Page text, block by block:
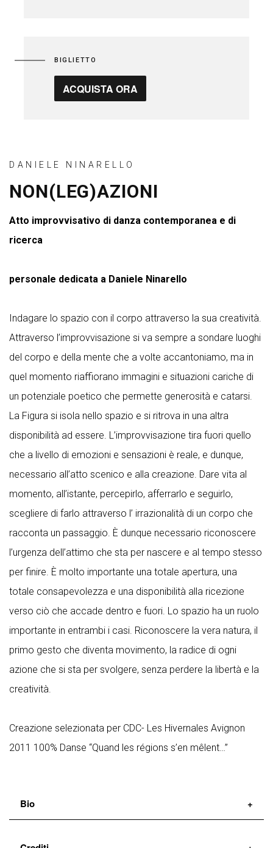
BIGLIETTO
ACQUISTA ORA
DANIELE NINARELLO
NON(LEG)AZIONI
Atto improvvisativo di danza contemporanea e di
ricerca
personale dedicata a Daniele Ninarello
Indagare lo spazio con il corpo attraverso la sua creatività.
Attraverso l’improvvisazione si va sempre a sondare luoghi
del corpo e della mente che a volte accantoniamo, ma in
quel momento riaffiorano immagini e situazioni cariche di
un potenziale poetico che permette generosità e catarsi.
La Figura si isola nello spazio e si ritrova in una altra
disponibilità ad essere. L’improvvisazione tira fuori quello
che a livello di emozioni e sensazioni è reale, e dunque,
necessario all’atto scenico e alla creazione. Dare vita al
momento, all’istante, percepirlo, afferrarlo e seguirlo,
scegliere di farlo attraverso l’ irrazionalità di un corpo che
racconta un passaggio. È dunque necessario riconoscere
l’urgenza dell’attimo che sta per nascere e al tempo stesso
per finire. È molto importante una totale apertura, una
totale consapevolezza e una disponibilità alla ricezione
verso ciò che accade dentro e fuori. Lo spazio ha un ruolo
importante in entrambi i casi. Riconoscere la vera natura, il
primo gesto che diventa movimento, la radice di ogni
azione che si sta per svolgere, senza perdere la libertà e la
creatività.
Creazione selezionata per CDC- Les Hivernales Avignon
2011 100% Danse “Quand les régions s’en mêlent…”
Bio
Daniele Ninarello